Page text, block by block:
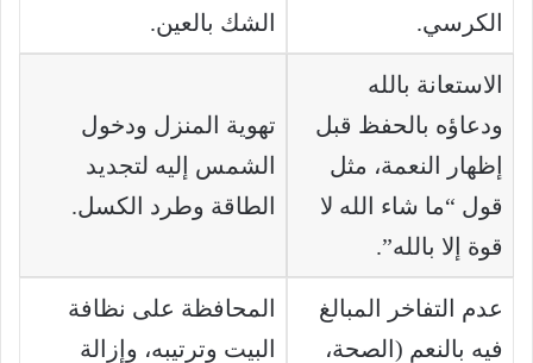
الكرسي. الشك بالعين.
الاستعانة بالله
ودعاؤه بالحفظ قبل
إظهار النعمة، مثل
قول “ما شاء الله لا
قوة إلا بالله”.
تهوية المنزل ودخول
الشمس إليه لتجديد
الطاقة وطرد الكسل.
عدم التفاخر المبالغ
فيه بالنعم (الصحة،
المحافظة على نظافة
البيت وترتيبه، وإزالة